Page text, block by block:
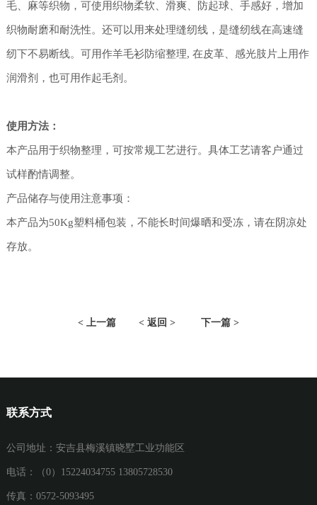
毛、麻等织物，可使用织物柔软、滑爽、防起球、手感好，增加
织物耐磨和耐洗性。还可以用来处理缝纫线，是缝纫线在高速缝
纫下不易断线。可用作羊毛衫防缩整理, 在皮革、感光肢片上用作
润滑剂，也可用作起毛剂。
使用方法：
本产品用于织物整理，可按常规工艺进行。具体工艺请客户通过
试样酌情调整。
产品储存与使用注意事项：
本产品为50Kg塑料桶包装，不能长时间爆晒和受冻，请在阴凉处
存放。
< 上一篇 < 返回 > 下一篇 >
联系方式
公司地址：安吉县梅溪镇晓墅工业功能区
电话：（0）15224034755 13805728530
传真：0572-5093495